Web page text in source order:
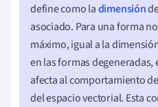
define como ladimensión
asociado. Para una forma
máximo, igual a la
en las formas degeneradas,
afecta al comportamiento
del espacio vectorial. Esta